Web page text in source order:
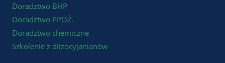
Doradztwo BHP
Doradztwo PPOŻ.
Doradztwo chemiczne
Szkolenie z diizocyjanianów